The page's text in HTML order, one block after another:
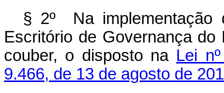
§ 2º Na implementação
Escritório de Governança
couber, o disposto na Lei
9.466, de 13 de agosto de